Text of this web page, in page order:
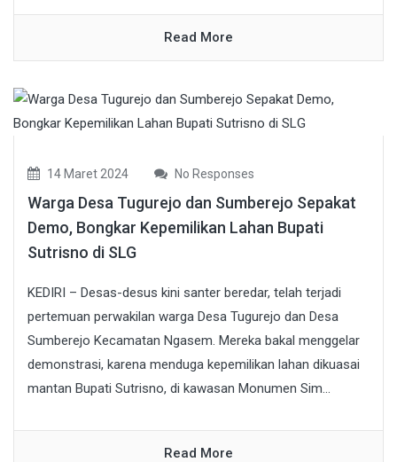
Read More
14 Maret 2024 No Responses
Warga Desa Tugurejo dan Sumberejo Sepakat
Demo, Bongkar Kepemilikan Lahan Bupati
Sutrisno di SLG
KEDIRI – Desas-desus kini santer beredar, telah terjadi
pertemuan perwakilan warga Desa Tugurejo dan Desa
Sumberejo Kecamatan Ngasem. Mereka bakal menggelar
demonstrasi, karena menduga kepemilikan lahan dikuasai
mantan Bupati Sutrisno, di kawasan Monumen Sim...
Read More